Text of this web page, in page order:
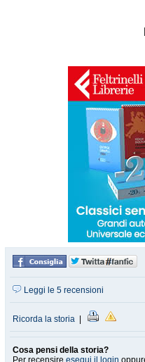
Leggi le 5 recensioni
Ricorda la storia
Cosa pensi della storia?
Per recensire esegui il login